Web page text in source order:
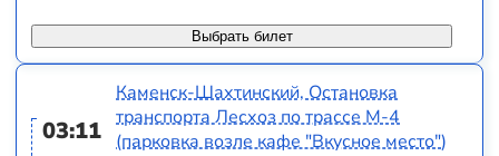
Выбрать билет
03:11
Каменск-Шахтинский, Остановка
транспорта Лесхоз по трассе М-4
(парковка возле кафе "Вкусное место")